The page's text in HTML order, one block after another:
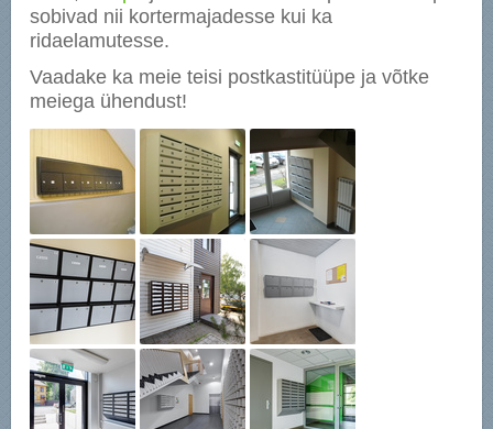
sobivad nii kortermajadesse kui ka
ridaelamutesse.
Vaadake ka meie teisi postkastitüüpe ja võtke
meiega ühendust!